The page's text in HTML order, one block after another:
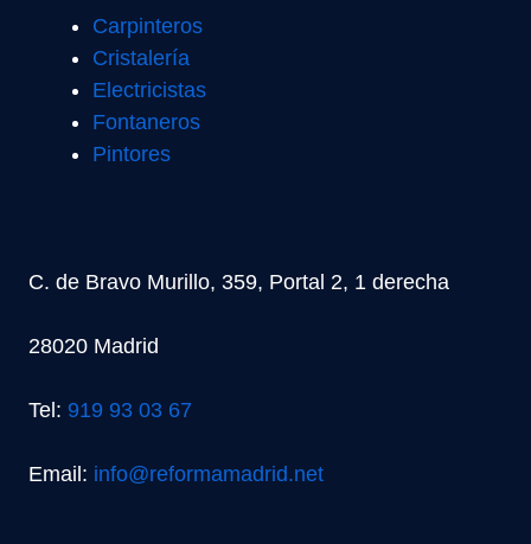
Carpinteros
Cristalería
Electricistas
Fontaneros
Pintores
C. de Bravo Murillo, 359, Portal 2, 1 derecha
28020 Madrid
Tel: 919 93 03 67
Email: info@reformamadrid.net